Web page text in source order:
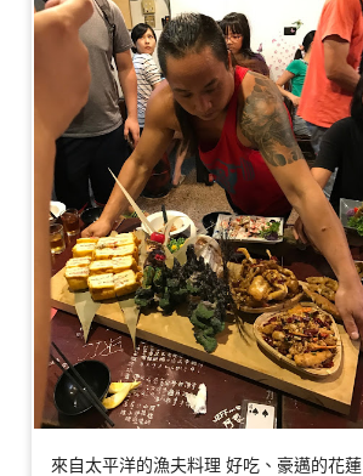
來自太平洋的漁夫料理 好吃、豪邁的花蓮